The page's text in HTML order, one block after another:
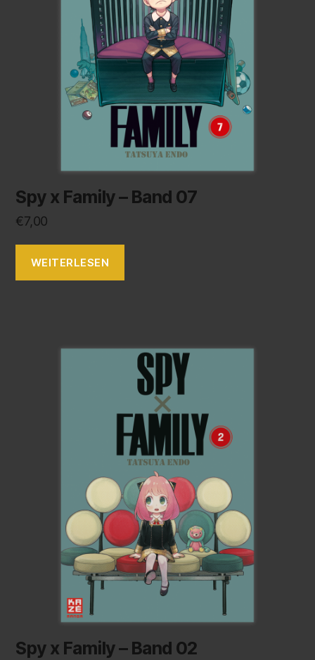
Spy x Family – Band 07
€7,00
WEITERLESEN
Spy x Family – Band 02